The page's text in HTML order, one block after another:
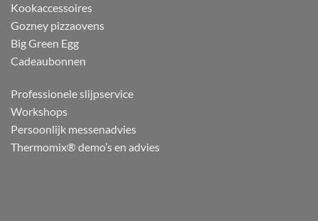
Kookaccessoires
Gozney pizzaovens
Big Green Egg
Cadeaubonnen
Professionele slijpservice
Workshops
Persoonlijk messenadvies
Thermomix® demo’s en advies